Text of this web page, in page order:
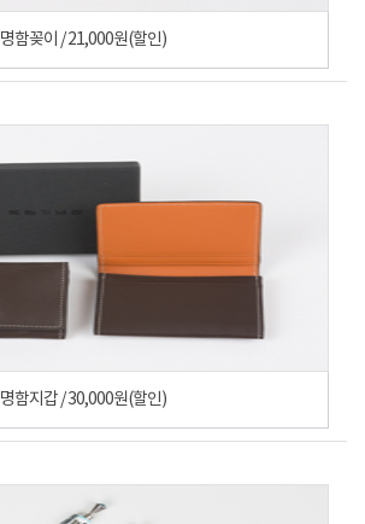
명함꽂이 / 21,000원(할인)
명함지갑 / 30,000원(할인)